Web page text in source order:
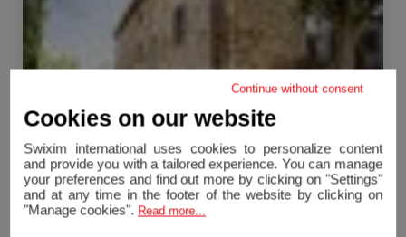
Castelnuovo Berardenga
Continue without consent
Cookies on our website
Swixim international uses cookies to personalize content
and provide you with a tailored experience. You can manage
your preferences and find out more by clicking on "Settings"
and at any time in the footer of the website by clicking on
"Manage cookies". Read more...